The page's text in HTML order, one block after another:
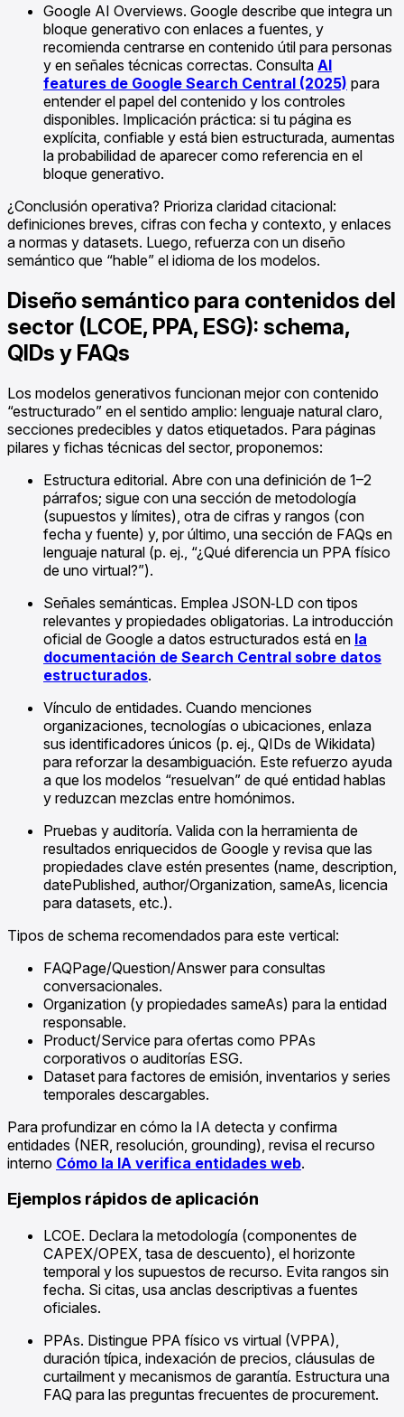
Google AI Overviews. Google describe que integra un
bloque generativo con enlaces a fuentes, y
recomienda centrarse en contenido útil para personas
y en señales técnicas correctas. Consulta AI
features de Google Search Central (2025) para
entender el papel del contenido y los controles
disponibles. Implicación práctica: si tu página es
explícita, confiable y está bien estructurada, aumentas
la probabilidad de aparecer como referencia en el
bloque generativo.
¿Conclusión operativa? Prioriza claridad citacional:
definiciones breves, cifras con fecha y contexto, y enlaces
a normas y datasets. Luego, refuerza con un diseño
semántico que “hable” el idioma de los modelos.
Diseño semántico para contenidos del
sector (LCOE, PPA, ESG): schema,
QIDs y FAQs
Los modelos generativos funcionan mejor con contenido
“estructurado” en el sentido amplio: lenguaje natural claro,
secciones predecibles y datos etiquetados. Para páginas
pilares y fichas técnicas del sector, proponemos:
Estructura editorial. Abre con una definición de 1–2
párrafos; sigue con una sección de metodología
(supuestos y límites), otra de cifras y rangos (con
fecha y fuente) y, por último, una sección de FAQs en
lenguaje natural (p. ej., “¿Qué diferencia un PPA físico
de uno virtual?”).
Señales semánticas. Emplea JSON‑LD con tipos
relevantes y propiedades obligatorias. La introducción
oficial de Google a datos estructurados está en la
documentación de Search Central sobre datos
estructurados.
Vínculo de entidades. Cuando menciones
organizaciones, tecnologías o ubicaciones, enlaza
sus identificadores únicos (p. ej., QIDs de Wikidata)
para reforzar la desambiguación. Este refuerzo ayuda
a que los modelos “resuelvan” de qué entidad hablas
y reduzcan mezclas entre homónimos.
Pruebas y auditoría. Valida con la herramienta de
resultados enriquecidos de Google y revisa que las
propiedades clave estén presentes (name, description,
datePublished, author/Organization, sameAs, licencia
para datasets, etc.).
Tipos de schema recomendados para este vertical:
FAQPage/Question/Answer para consultas
conversacionales.
Organization (y propiedades sameAs) para la entidad
responsable.
Product/Service para ofertas como PPAs
corporativos o auditorías ESG.
Dataset para factores de emisión, inventarios y series
temporales descargables.
Para profundizar en cómo la IA detecta y confirma
entidades (NER, resolución, grounding), revisa el recurso
interno Cómo la IA verifica entidades web.
Ejemplos rápidos de aplicación
LCOE. Declara la metodología (componentes de
CAPEX/OPEX, tasa de descuento), el horizonte
temporal y los supuestos de recurso. Evita rangos sin
fecha. Si citas, usa anclas descriptivas a fuentes
oficiales.
PPAs. Distingue PPA físico vs virtual (VPPA),
duración típica, indexación de precios, cláusulas de
curtailment y mecanismos de garantía. Estructura una
FAQ para las preguntas frecuentes de procurement.